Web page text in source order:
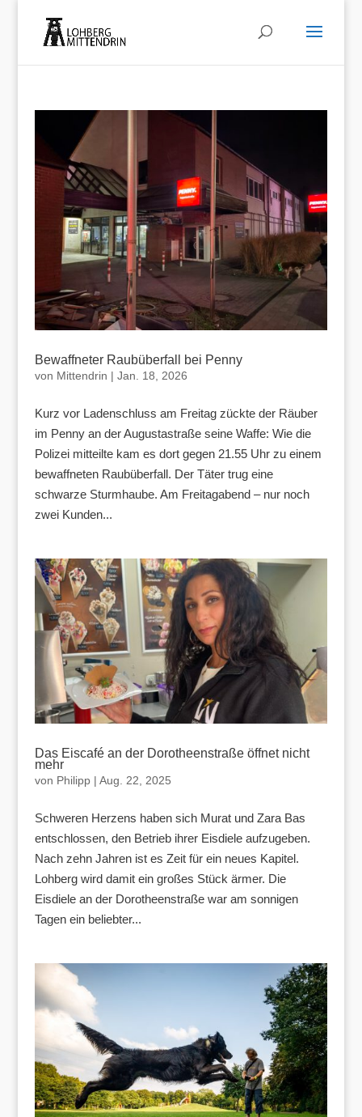
Bewaffneter Raubüberfall bei Penny
von Mittendrin | Jan. 18, 2026
Kurz vor Ladenschluss am Freitag zückte der Räuber
im Penny an der Augustastraße seine Waffe: Wie die
Polizei mitteilte kam es dort gegen 21.55 Uhr zu einem
bewaffneten Raubüberfall. Der Täter trug eine
schwarze Sturmhaube. Am Freitagabend – nur noch
zwei Kunden...
Das Eiscafé an der Dorotheenstraße öffnet nicht
mehr
von Philipp| Aug. 22, 2025
Schweren Herzens haben sich Murat und Zara Bas
entschlossen, den Betrieb ihrer Eisdiele aufzugeben.
Nach zehn Jahren ist es Zeit für ein neues Kapitel.
Lohberg wird damit ein großes Stück ärmer. Die
Eisdiele an der Dorotheenstraße war am sonnigen
Tagen ein beliebter...